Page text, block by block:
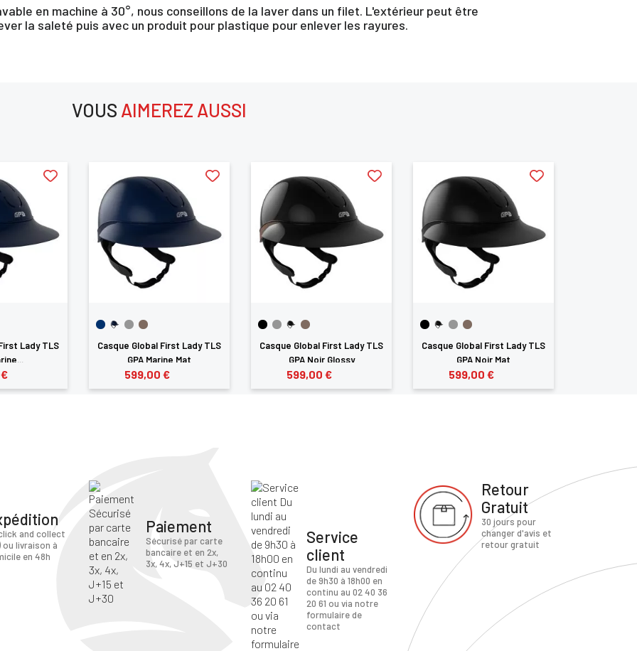
en machine à 30°, nous conseillons de la laver dans un filet. L'extérieur peut être
la saleté puis avec un produit pour plastique pour enlever les rayures.
VOUS AIMEREZ AUSSI
Lady TLS
Casque Global First Lady TLS
GPA Marine Mat
599,00 €
Casque Global First Lady TLS
GPA Noir Glossy
599,00 €
Casque Global First Lady TLS
GPA Noir Mat
599,00 €
and collect
ou livraison à
en 48h
Paiement
Sécurisé par carte
bancaire et en 2x,
3x, 4x, J+15 et J+30
Service
client
Du lundi au vendredi
de 9h30 à 18h00 en
continu au 02 40 36
20 61 ou via notre
formulaire de
contact
Retour
Gratuit
30 jours pour
changer d'avis et
retour gratuit